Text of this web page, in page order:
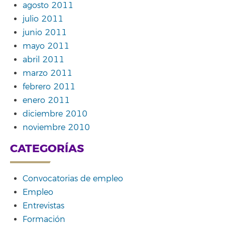
agosto 2011
julio 2011
junio 2011
mayo 2011
abril 2011
marzo 2011
febrero 2011
enero 2011
diciembre 2010
noviembre 2010
CATEGORÍAS
Convocatorias de empleo
Empleo
Entrevistas
Formación